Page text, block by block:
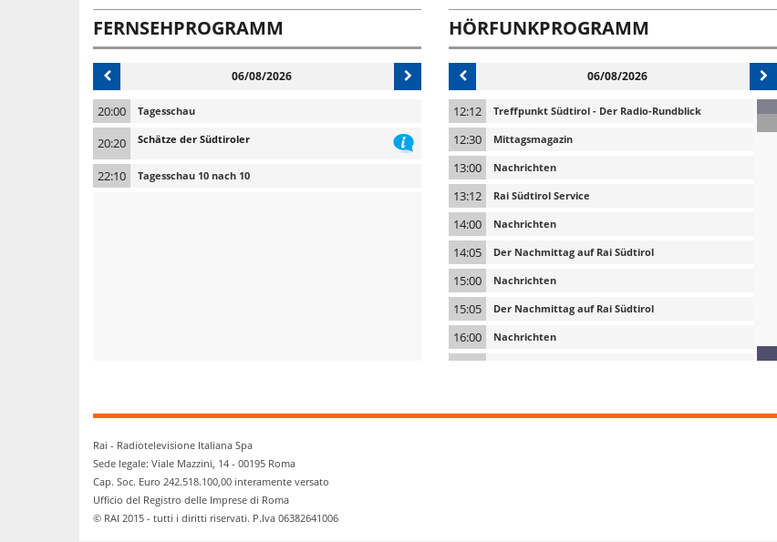
FERNSEHPROGRAMM
06/08/2026
20:00 Tagesschau
20:20 Schätze der Südtiroler
22:10 Tagesschau 10 nach 10
HÖRFUNKPROGRAMM
06/08/2026
12:12 Treffpunkt Südtirol - Der Radio-Rundblick
12:30 Mittagsmagazin
13:00 Nachrichten
13:12 Rai Südtirol Service
14:00 Nachrichten
14:05 Der Nachmittag auf Rai Südtirol
15:00 Nachrichten
15:05 Der Nachmittag auf Rai Südtirol
16:00 Nachrichten
16:05
17:05 Der Nachmittag auf Rai Südtirol
Rai - Radiotelevisione Italiana Spa
Sede legale: Viale Mazzini, 14 - 00195 Roma
Cap. Soc. Euro 242.518.100,00 interamente versato
Ufficio del Registro delle Imprese di Roma
© RAI 2015 - tutti i diritti riservati. P.Iva 06382641006